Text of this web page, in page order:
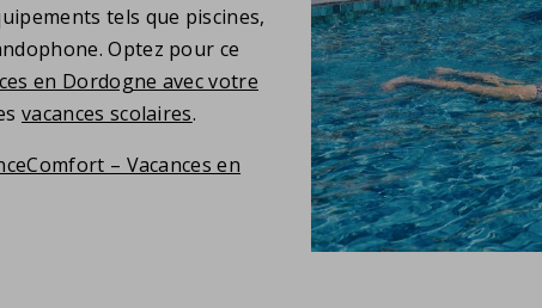
tels que piscines,
Optez pour ce
en Dordogne avec votre
vacances scolaires.
– Vacances en